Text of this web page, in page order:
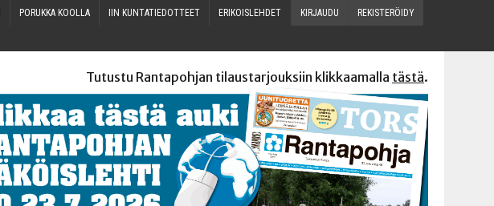
PORUK­KA KOOLLA IIN KUN­TA­TIE­DOT­TEET ERI­KOIS­LEH­DET KIR­JAU­DU REKIS­TE­RÖI­DY
Tutustu Rantapohjan tilaustarjouksiin klikkaamalla tästä.